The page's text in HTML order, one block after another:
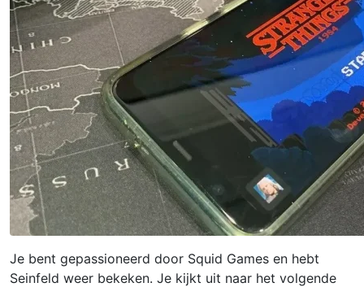
Je bent gepassioneerd door Squid Games en hebt
Seinfeld weer bekeken. Je kijkt uit naar het volgende